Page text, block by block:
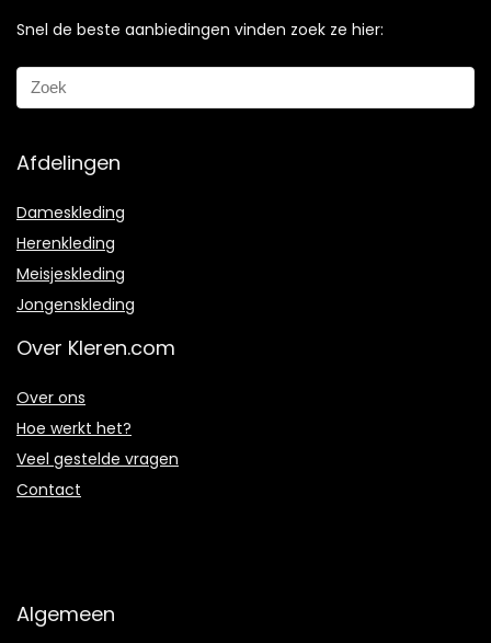
Snel de beste aanbiedingen vinden zoek ze hier:
Afdelingen
Dameskleding
Herenkleding
Meisjeskleding
Jongenskleding
Over Kleren.com
Over ons
Hoe werkt het?
Veel gestelde vragen
Contact
Algemeen